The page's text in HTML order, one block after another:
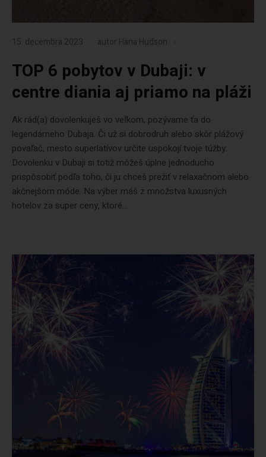
15. decembra 2023 autor Hana Hudson
TOP 6 pobytov v Dubaji: v
centre diania aj priamo na pláži
Ak rád(a) dovolenkuješ vo veľkom, pozývame ťa do
legendárneho Dubaja. Či už si dobrodruh alebo skôr plážový
povaľač, mesto superlatívov určite uspokojí tvoje túžby.
Dovolenku v Dubaji si totiž môžeš úplne jednoducho
prispôsobiť podľa toho, či ju chceš prežiť v relaxačnom alebo
akčnejšom móde. Na výber máš z množstva luxusných
hotelov za super ceny, ktoré...